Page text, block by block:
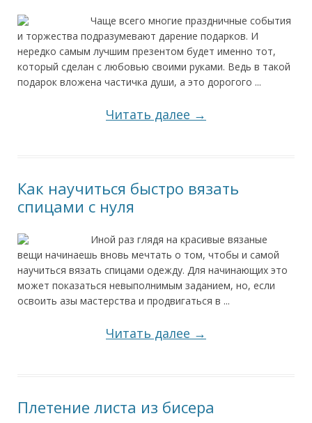
Чаще всего многие праздничные события
и торжества подразумевают дарение подарков. И
нередко самым лучшим презентом будет именно тот,
который сделан с любовью своими руками. Ведь в такой
подарок вложена частичка души, а это дорогого ...
Читать далее →
Как научиться быстро вязать
спицами с нуля
Иной раз глядя на красивые вязаные
вещи начинаешь вновь мечтать о том, чтобы и самой
научиться вязать спицами одежду. Для начинающих это
может показаться невыполнимым заданием, но, если
освоить азы мастерства и продвигаться в ...
Читать далее →
Плетение листа из бисера